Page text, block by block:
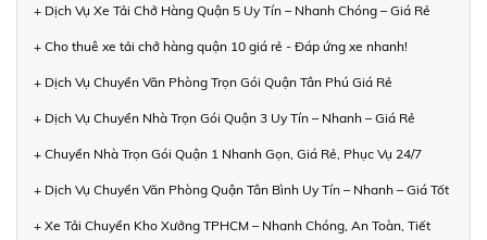
+ Dịch Vụ Xe Tải Chở Hàng Quận 5 Uy Tín – Nhanh Chóng – Giá Rẻ
+ Cho thuê xe tải chở hàng quận 10 giá rẻ - Đáp ứng xe nhanh!
+ Dịch Vụ Chuyển Văn Phòng Trọn Gói Quận Tân Phú Giá Rẻ
+ Dịch Vụ Chuyển Nhà Trọn Gói Quận 3 Uy Tín – Nhanh – Giá Rẻ
+ Chuyển Nhà Trọn Gói Quận 1 Nhanh Gọn, Giá Rẻ, Phục Vụ 24/7
+ Dịch Vụ Chuyển Văn Phòng Quận Tân Bình Uy Tín – Nhanh – Giá Tốt
+ Xe Tải Chuyển Kho Xưởng TPHCM – Nhanh Chóng, An Toàn, Tiết